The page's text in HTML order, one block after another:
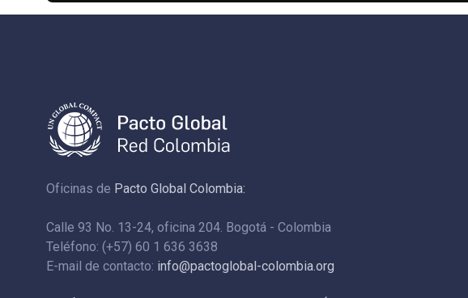
Oficinas de Pacto Global Colombia:
Calle 93 No. 13-24, oficina 204. Bogotá - Colombia
Teléfono: (+57) 60 1 636 3638
E-mail de contacto: info@pactoglobal-colombia.org